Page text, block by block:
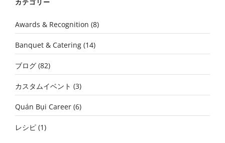
カテゴリー
Awards & Recognition (8)
Banquet & Catering (14)
ブログ (82)
カスタムイベント (3)
Quán Bụi Career (6)
レシピ (1)